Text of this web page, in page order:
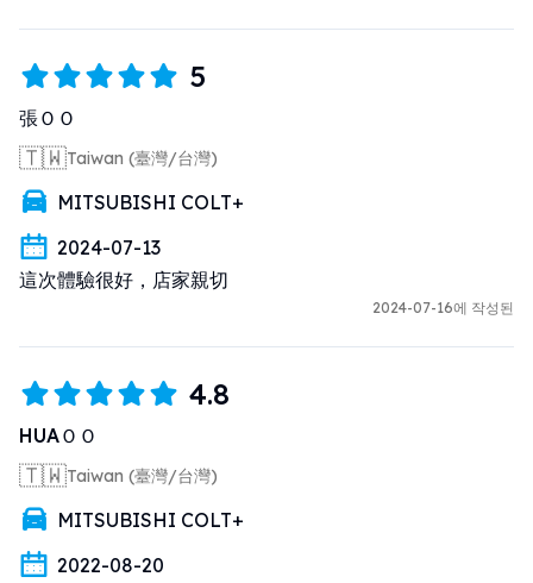
5
張ＯＯ
🇹🇼Taiwan (臺灣/台灣)
MITSUBISHI COLT+
2024-07-13
這次體驗很好，店家親切
2024-07-16에 작성된
4.8
HUAＯＯ
🇹🇼Taiwan (臺灣/台灣)
MITSUBISHI COLT+
2022-08-20